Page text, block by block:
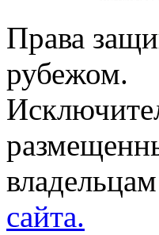
Права
рубежом.
сайта.